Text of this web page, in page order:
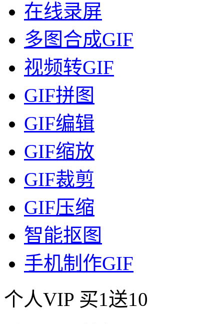
在线录屏
多图合成GIF
视频转GIF
GIF拼图
GIF编辑
GIF缩放
GIF裁剪
GIF压缩
智能抠图
手机制作GIF
个人VIP 买1送10